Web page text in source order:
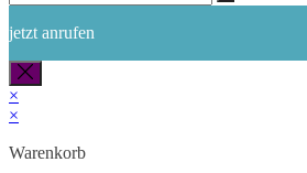
jetzt anrufen
×
×
Warenkorb